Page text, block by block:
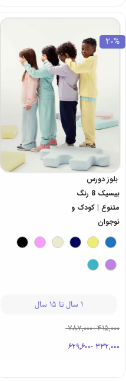
20%
بلوز دورس
بیسیک 8 رنگ
متنوع | کودک و
نوجوان
1 سال تا 15 سال
415,000
-
787,000
332,000
-
629,600